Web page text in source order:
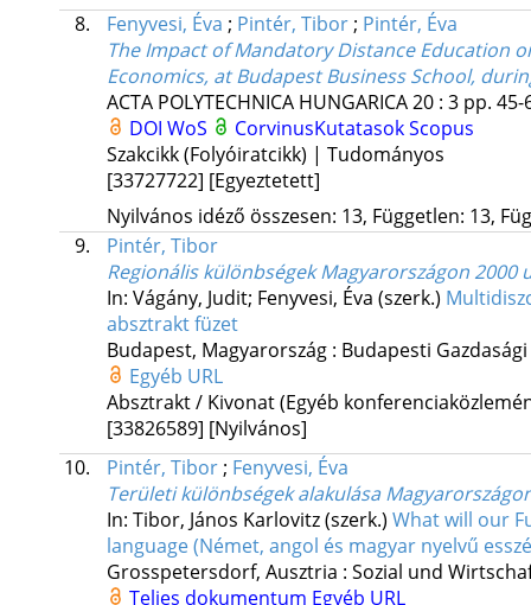
8.
Fenyvesi, Éva ; Pintér, Tibor; Pintér, Éva
The Impact of Mandatory Distance Education
Economics, at Budapest Business School,
ACTA POLYTECHNICA HUNGARICA20: 3 pp. 45-
DOI WoS CorvinusKutatasokScopus
Szakcikk (Folyóiratcikk) | Tudományos
[33727722] [Egyeztetett]
Nyilvános idéző összesen: 13, Független: 13,
9.
Pintér, Tibor
Regionális különbségek Magyarországon
In: Vágány, Judit; Fenyvesi, Éva (szerk.)
absztrakt füzet
Budapest, Magyarország : Budapesti
Egyéb URL
Absztrakt / Kivonat (Egyéb
[33826589] [Nyilvános]
10.
Pintér, Tibor; Fenyvesi, Éva
Területi különbségek alakulása
In: Tibor, János Karlovitz (szerk.) What will our
language (Német, angol és magyar nyelvű
Grosspetersdorf, Ausztria : Sozial und
Teljes dokumentum Egyéb URL